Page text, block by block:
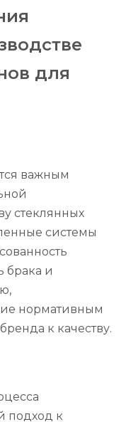
для
важным
стеклянных
системы
брака и
нормативным
к качеству.
подход к